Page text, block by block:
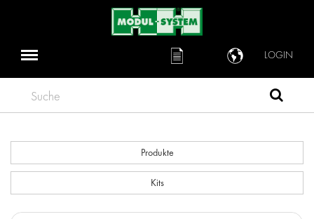
LOGIN
Suche
Produkte
Kits